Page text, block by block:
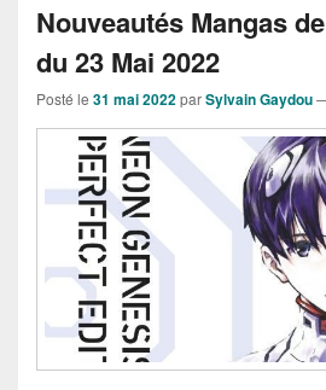
Nouveautés Mangas
du 23 Mai 2022
Posté le 31 mai 2022parSylvain Gaydou